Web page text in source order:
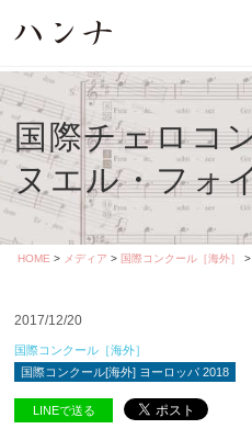
国際チェロコ
ヌエル・フォ
HOME > メディア > 国際コンクール［海外］
2017/12/20
国際コンクール［海外］
国際コンクール[海外] ヨーロッパ 2018
LINEで送る